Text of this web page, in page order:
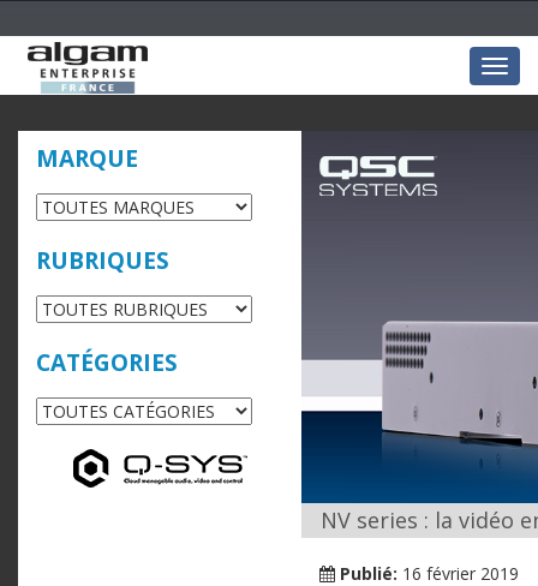
MARQUE
RUBRIQUES
CATÉGORIES
NV series : la vidéo
Publié: 16 février 2019